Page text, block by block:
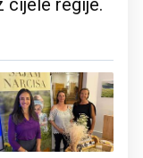
cijele regije.